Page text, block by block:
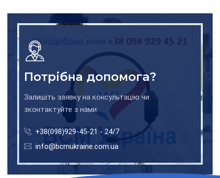
Потрібна допомога?
Залишіть заявку на консультацію чи
зконтактуйте з нами.
+38(098)929-45-21 - 24/7
info@bcmukraine.com.ua